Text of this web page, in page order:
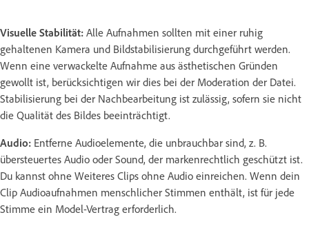
Visuelle Stabilität: Alle Aufnahmen sollten mit einer ruhig
gehaltenen Kamera und Bildstabilisierung durchgeführt werden.
Wenn eine verwackelte Aufnahme aus ästhetischen Gründen
gewollt ist, berücksichtigen wir dies bei der Moderation der Datei.
Stabilisierung bei der Nachbearbeitung ist zulässig, sofern sie nicht
die Qualität des Bildes beeinträchtigt.
Audio: Entferne Audioelemente, die unbrauchbar sind, z. B.
übersteuertes Audio oder Sound, der markenrechtlich geschützt ist.
Du kannst ohne Weiteres Clips ohne Audio einreichen. Wenn dein
Clip Audioaufnahmen menschlicher Stimmen enthält, ist für jede
Stimme ein Model-Vertrag erforderlich.